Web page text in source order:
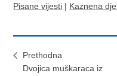
Pisane vijesti | Kaznena
Prethodna
Dvojica muškaraca iz